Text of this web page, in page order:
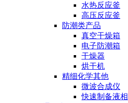
水热反应釜
高压反应釜
防潮类产品
真空干燥箱
电子防潮箱
干燥器
烘干机
精细化学其他
微波合成仪
快速制备液相